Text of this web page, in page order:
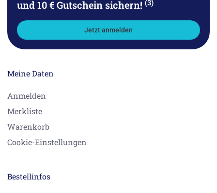
und 10 € Gutschein sichern! (3)
Jetzt anmelden
Meine Daten
Anmelden
Merkliste
Warenkorb
Cookie-Einstellungen
Bestellinfos